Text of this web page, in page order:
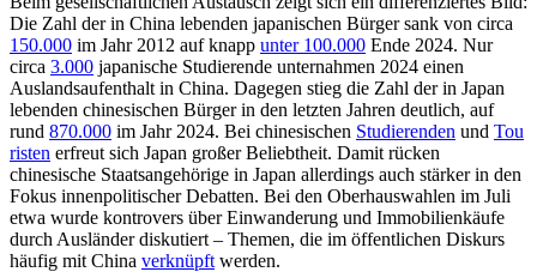
Die Zahl der in China lebenden japanischen Bürger sank von circa
150.000 im Jahr 2012 auf knapp unter 100.000 Ende 2024. Nur
circa 3.000 japanische Studierende unternahmen 2024 einen
Auslandsaufenthalt in China. Da­gegen stieg die Zahl der in Japan
lebenden chinesischen Bürger in den letzten Jahren deutlich, auf
rund 870.000 im Jahr 2024. Bei chinesischen Studierenden und Tou
ris­ten erfreut sich Japan großer Beliebtheit. Damit rücken
chinesische Staatsangehörige in Japan allerdings auch stärker in den
Fokus innenpolitischer Debatten. Bei den Ober­haus­wahlen im Juli
etwa wurde kon­tro­vers über Einwanderung und Immobilien­käufe
durch Ausländer diskutiert – The­men, die im öffentlichen Diskurs
häufig mit China verknüpft werden.